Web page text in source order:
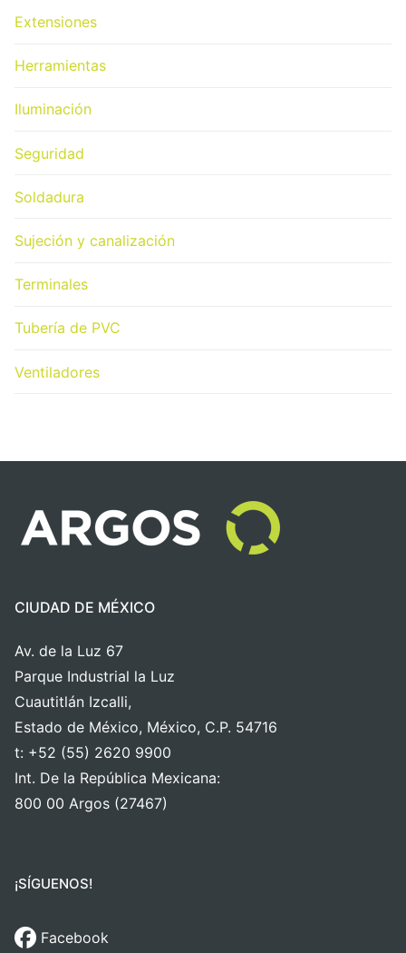
Extensiones
Herramientas
Iluminación
Seguridad
Soldadura
Sujeción y canalización
Terminales
Tubería de PVC
Ventiladores
CIUDAD DE MÉXICO
Av. de la Luz 67
Parque Industrial la Luz
Cuautitlán Izcalli,
Estado de México, México, C.P. 54716
t: +52 (55) 2620 9900
Int. De la República Mexicana:
800 00 Argos (27467)
¡SÍGUENOS!
Facebook